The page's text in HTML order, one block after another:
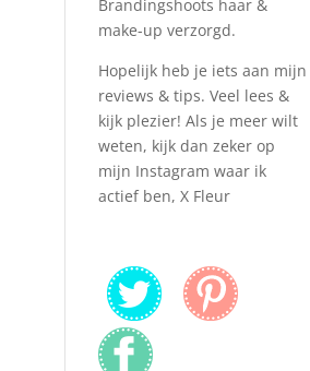
Brandingshoots haar &
make-up verzorgd.
Hopelijk heb je iets aan mijn
reviews & tips. Veel lees &
kijk plezier! Als je meer wilt
weten, kijk dan zeker op
mijn Instagram waar ik
actief ben, X Fleur